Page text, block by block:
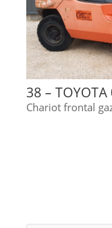
38 – TOYOTA
Chariot frontal